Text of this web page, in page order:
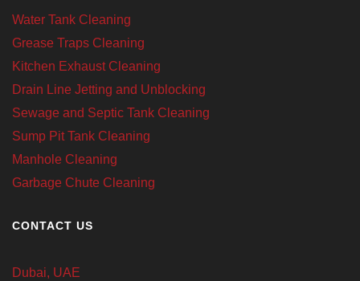
Water Tank Cleaning
Grease Traps Cleaning
Kitchen Exhaust Cleaning
Drain Line Jetting and Unblocking
Sewage and Septic Tank Cleaning
Sump Pit Tank Cleaning
Manhole Cleaning
Garbage Chute Cleaning
CONTACT US
Dubai, UAE